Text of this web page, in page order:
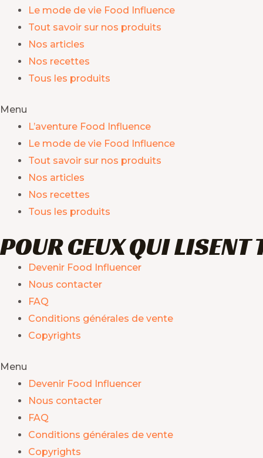
Le mode de vie Food Influence
Tout savoir sur nos produits
Nos articles
Nos recettes
Tous les produits
Menu
L’aventure Food Influence
Le mode de vie Food Influence
Tout savoir sur nos produits
Nos articles
Nos recettes
Tous les produits
POUR CEUX QUI LISENT
Devenir Food Influencer
Nous contacter
FAQ
Conditions générales de vente
Copyrights
Menu
Devenir Food Influencer
Nous contacter
FAQ
Conditions générales de vente
Copyrights